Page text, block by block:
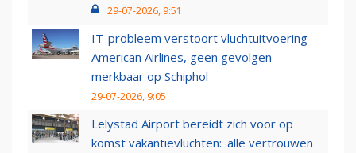
29-07-2026, 9:51
IT-probleem verstoort vluchtuitvoering
American Airlines, geen gevolgen
merkbaar op Schiphol
29-07-2026, 9:05
Lelystad Airport bereidt zich voor op
komst vakantievluchten: 'alle vertrouwen